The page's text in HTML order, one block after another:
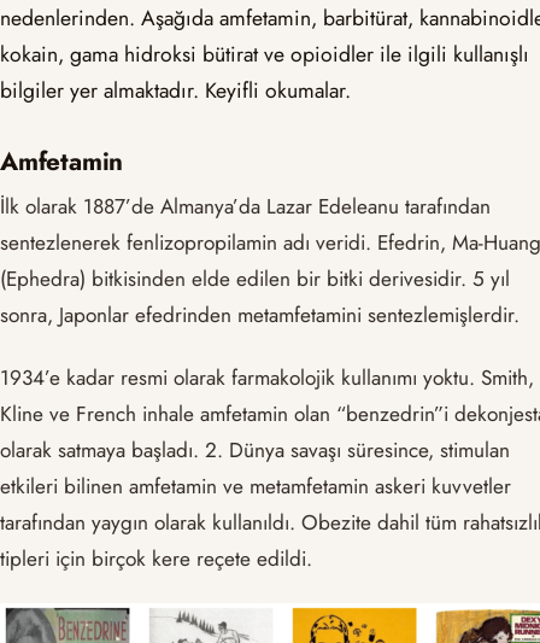
nedenlerinden. Aşağıda amfetamin, barbitürat,
kokain, gama hidroksi bütirat ve opioidler ile ilgili kullanışlı
bilgiler yer almaktadır. Keyifli okumalar.
Amfetamin
İlk olarak 1887’de Almanya’da Lazar Edeleanu tarafından
sentezlenerek fenlizopropilamin adı veridi. Efedrin, Ma-Huang
(Ephedra) bitkisinden elde edilen bir bitki derivesidir. 5 yıl
sonra, Japonlar efedrinden metamfetamini sentezlemişlerdir.
1934’e kadar resmi olarak farmakolojik kullanımı yoktu. Smith,
Kline ve French inhale amfetamin olan “benzedrin”i
olarak satmaya başladı. 2. Dünya savaşı süresince, stimulan
etkileri bilinen amfetamin ve metamfetamin askeri kuvvetler
tarafından yaygın olarak kullanıldı. Obezite dahil tüm
tipleri için birçok kere reçete edildi.